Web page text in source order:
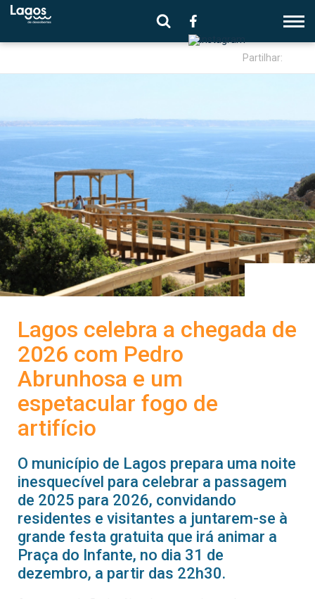
Partilhar:
Lagos celebra a chegada de
2026 com Pedro
Abrunhosa e um
espetacular fogo de
artifício
O município de Lagos prepara uma noite
inesquecível para celebrar a passagem
de 2025 para 2026, convidando
residentes e visitantes a juntarem-se à
grande festa gratuita que irá animar a
Praça do Infante, no dia 31 de
dezembro, a partir das 22h30.